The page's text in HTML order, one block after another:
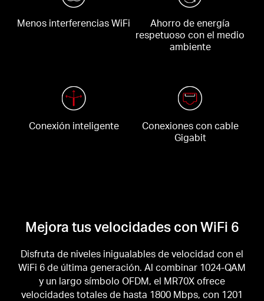
Menos interferencias WiFi
Ahorro de energía
respetuoso con el medio
ambiente
Conexión inteligente
Conexiones con cable
Gigabit
Mejora tus velocidades con WiFi 6
Disfruta de niveles inigualables de velocidad con el
WiFi 6 de última generación. Al combinar 1024-QAM
y un largo símbolo OFDM, el MR70X ofrece
velocidades totales de hasta 1800 Mbps, con 1201